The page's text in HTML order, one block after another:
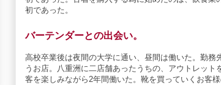
初であった。
バーテンダーとの出会い。
高校卒業後は夜間の大学に通い、昼間は働いた。勤
うお店。八重洲に二店舗あったうちの、アウトレッ
客を楽しみながら2年間働いた。靴を買っていくお客